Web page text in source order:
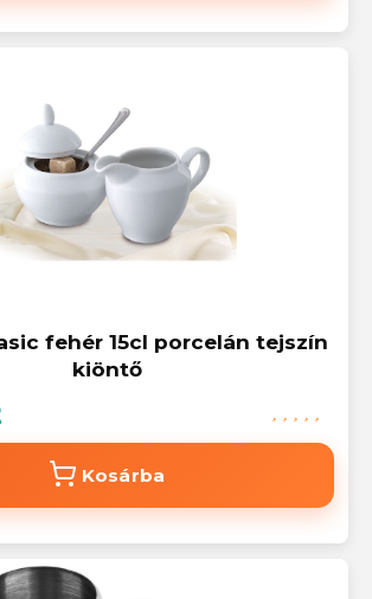
fehér 15cl porcelán tejszín
kiöntő
Kosárba